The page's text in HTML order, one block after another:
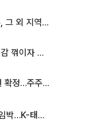
동해안은 시간당 80㎜ 폭우, 그 외 지역은 폭염…‘극과 극 날씨’
뉴욕증시, 연준 금리인상 기대감 꺾이자 상승...S&P500 사상 최고치 [종합]
SK하이닉스, 분기배당 375원 확정…주주환원책 9월로 앞당겨 발표
美 ‘232조 하이브리드 제재’ 임박…K-태양광, 불확실성 털고 날개 다나